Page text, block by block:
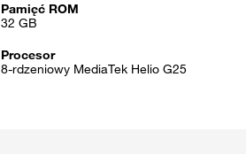
Pamięć ROM
32 GB
Procesor
8-rdzeniowy MediaTek Helio G25